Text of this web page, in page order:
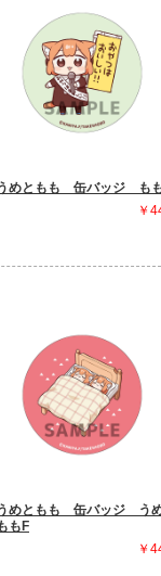
めともも 缶バッジ も
￥
めともも 缶バッジ う
もF
￥